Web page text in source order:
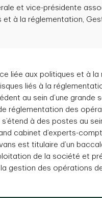
et vice-présidente
et à la réglementation,
liée aux politiques et à
liés à la
au sein d’une grande
réglementation des
à des postes au
cabinet d’experts-
est titulaire d’un
de la société et
gestion des opérations